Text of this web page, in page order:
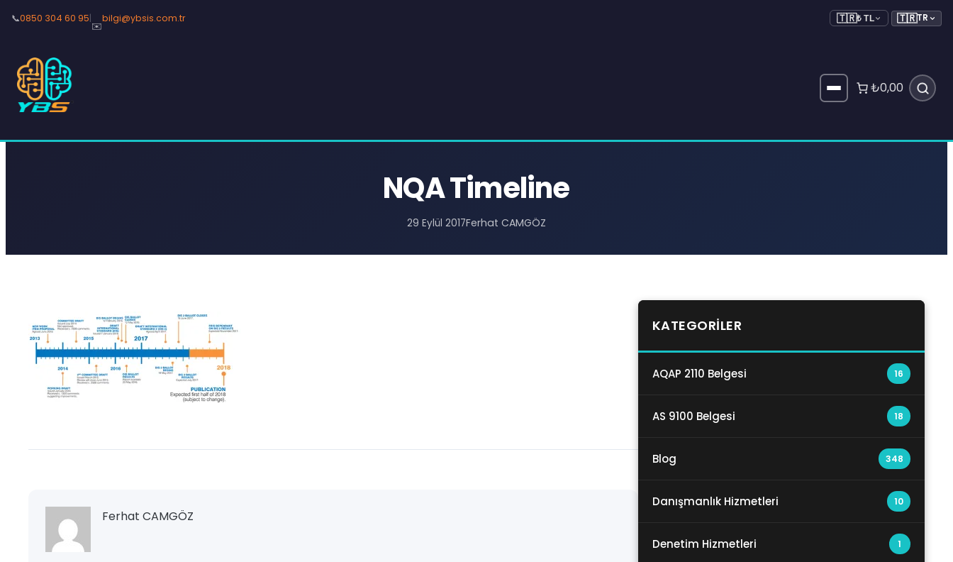
📞0850 304 60 95|
✉️
bilgi@ybsis.com.tr 🇹🇷₺ TL 🇹🇷TR
₺0,00
NQA Timeline
29 Eylül 2017Ferhat CAMGÖZ
Ferhat CAMGÖZ
KATEGORILER
AQAP 2110 Belgesi 16
AS 9100 Belgesi 18
Blog 348
Danışmanlık Hizmetleri 10
Denetim Hizmetleri 1